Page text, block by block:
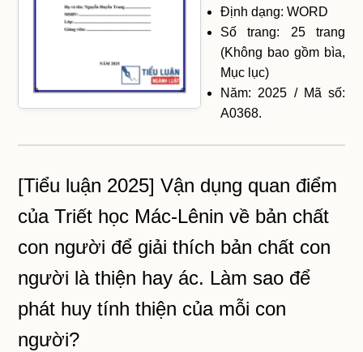
Định dạng: WORD
Số trang: 25 trang
(Không bao gồm bìa,
Mục lục)
Năm: 2025 / Mã số:
A0368.
[Tiểu luận 2025] Vận dụng quan điểm
của Triết học Mác-Lênin về bản chất
con người để giải thích bản chất con
người là thiện hay ác. Làm sao để
phát huy tính thiện của mỗi con
người?